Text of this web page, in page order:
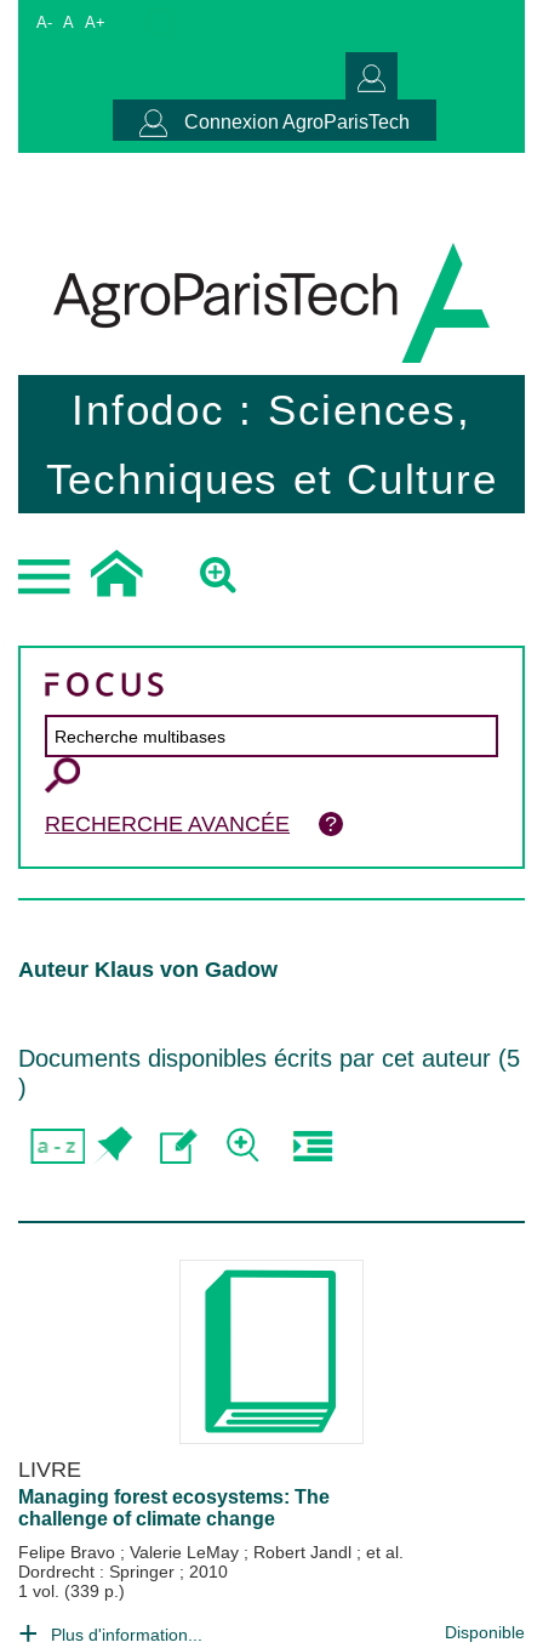
A- A A+
Connexion AgroParisTech
Infodoc : Sciences,
Techniques et Culture
RECHERCHE AVANCÉE
Auteur Klaus von Gadow
Documents disponibles écrits par cet auteur (5
)
LIVRE
Managing forest ecosystems: The
challenge of climate change
Felipe Bravo ; Valerie LeMay ; Robert Jandl ; et al.
Dordrecht : Springer ; 2010
1 vol. (339 p.)
Plus d'information... Disponible